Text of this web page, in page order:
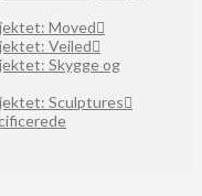
Moved
Veiled
Skygge og
Sculptures